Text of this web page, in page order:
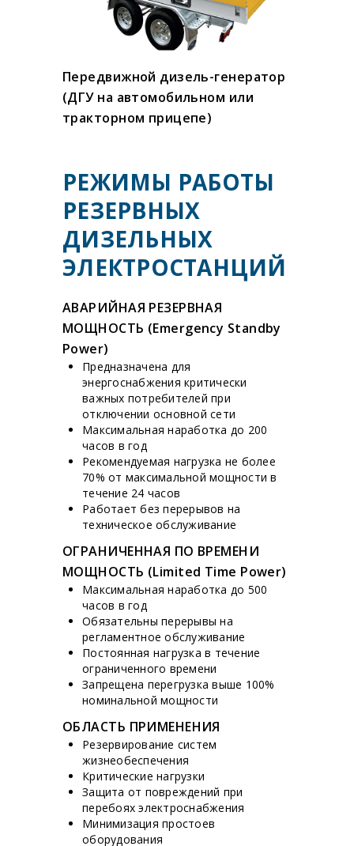
Передвижной дизель-генератор
(ДГУ на автомобильном или
тракторном прицепе)
РЕЖИМЫ РАБОТЫ
РЕЗЕРВНЫХ
ДИЗЕЛЬНЫХ
ЭЛЕКТРОСТАНЦИЙ
АВАРИЙНАЯ РЕЗЕРВНАЯ
МОЩНОСТЬ (Emergency Standby
Power)
Предназначена для
энергоснабжения критически
важных потребителей при
отключении основной сети
Максимальная наработка до 200
часов в год
Рекомендуемая нагрузка не более
70% от максимальной мощности в
течение 24 часов
Работает без перерывов на
техническое обслуживание
ОГРАНИЧЕННАЯ ПО ВРЕМЕНИ
МОЩНОСТЬ (Limited Time Power)
Максимальная наработка до 500
часов в год
Обязательны перерывы на
регламентное обслуживание
Постоянная нагрузка в течение
ограниченного времени
Запрещена перегрузка выше 100%
номинальной мощности
ОБЛАСТЬ ПРИМЕНЕНИЯ
Резервирование систем
жизнеобеспечения
Критические нагрузки
Защита от повреждений при
перебоях электроснабжения
Минимизация простоев
оборудования